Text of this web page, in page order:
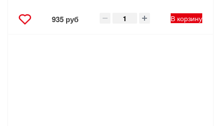
935 руб В корзину